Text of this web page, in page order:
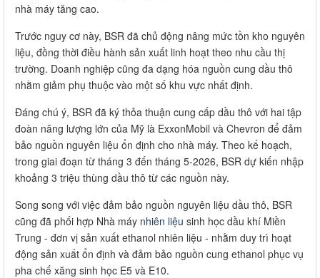
nhà máy tăng cao.
Trước nguy cơ này, BSR đã chủ động nâng mức tồn kho nguyên
liệu, đồng thời điều hành sản xuất linh hoạt theo nhu cầu thị
trường. Doanh nghiệp cũng đa dạng hóa nguồn cung dầu thô
nhằm giảm phụ thuộc vào một số khu vực nhất định.
Đáng chú ý, BSR đã ký thỏa thuận cung cấp dầu thô với hai tập
đoàn năng lượng lớn của Mỹ là ExxonMobil và Chevron để đảm
bảo nguồn nguyên liệu ổn định cho nhà máy. Theo kế hoạch,
trong giai đoạn từ tháng 3 đến tháng 5-2026, BSR dự kiến nhập
khoảng 3 triệu thùng dầu thô từ các nguồn này.
Song song với việc đảm bảo nguồn nguyên liệu dầu thô, BSR
cũng đã phối hợp Nhà máy nhiên liệu sinh học dầu khí Miền
Trung - đơn vị sản xuất ethanol nhiên liệu - nhằm duy trì hoạt
động sản xuất ổn định và đảm bảo nguồn cung ethanol phục vụ
pha chế xăng sinh học E5 và E10.